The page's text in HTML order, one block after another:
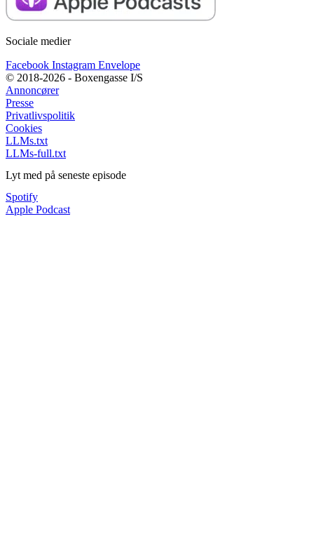
Sociale medier
Facebook Instagram Envelope
© 2018-2026 - Boxengasse I/S
Annoncører
Presse
Privatlivspolitik
Cookies
LLMs.txt
LLMs-full.txt
Lyt med på seneste episode
Spotify
Apple Podcast